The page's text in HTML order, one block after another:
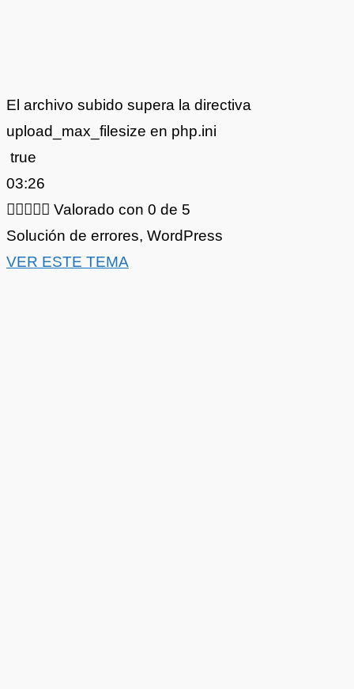
El archivo subido supera la directiva
upload_max_filesize en php.ini
true
03:26
 Valorado con 0 de 5
Solución de errores, WordPress
VER ESTE TEMA